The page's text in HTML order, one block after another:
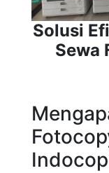
Solusi
Sewa